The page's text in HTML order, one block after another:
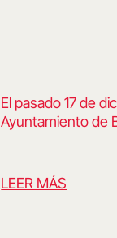
El pasado 17 de
Ayuntamiento de
LEER MÁS